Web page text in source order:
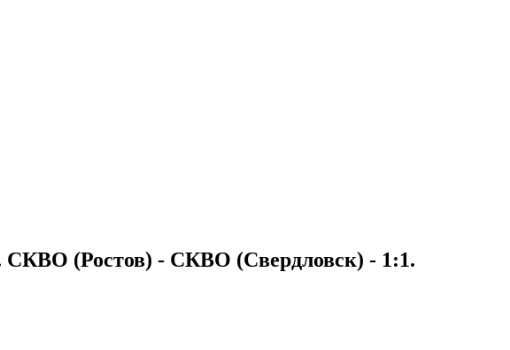
СКВО (Ростов) - СКВО (Свердловск) - 1:1.